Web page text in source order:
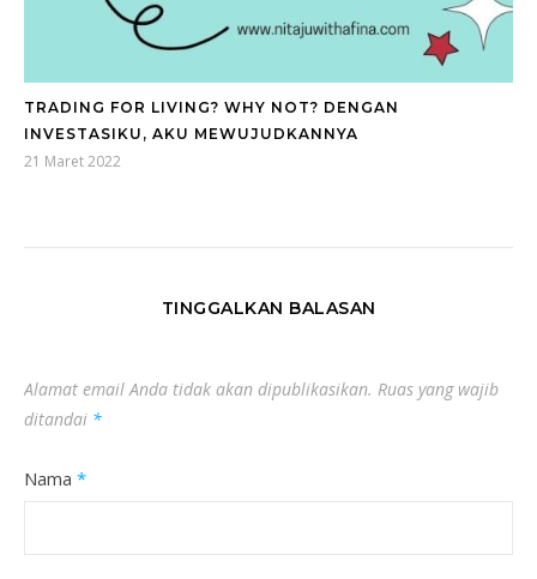
TRADING FOR LIVING? WHY NOT? DENGAN
INVESTASIKU, AKU MEWUJUDKANNYA
21 Maret 2022
TINGGALKAN BALASAN
Alamat email Anda tidak akan dipublikasikan. Ruas yang wajib
ditandai *
Nama *